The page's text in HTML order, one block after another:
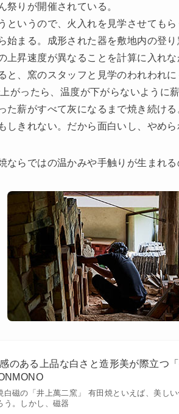
祭りが開催されている。
というので、火入れを見学させても
始まる。成形された器を敷地内の登
上昇速度が異なることを計算に入れ
と、窯のスタッフと見学のわれわれ
がったら、温度が下がらないように
た薪がすべて灰になるまで焼き続ける
しきれない。だから面白いし、やめ
ならではの温かみや手触りが生まれる
のある上品な白さと造形美が際立つ
白磁の「井上萬二窯」 有田焼といえば、美し
う。しかし、磁器